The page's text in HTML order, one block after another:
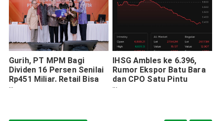
Gurih, PT MPM Bagi
Dividen 16 Persen Senilai
Rp451 Miliar. Retail Bisa
Beli Sahamnya Sebelum
IHSG Ambles ke 6.396,
Rumor Ekspor Batu Bara
dan CPO Satu Pintu
Khusus Bikin Pasar Panik